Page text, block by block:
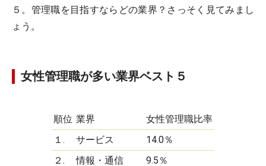
５。管理職を目指すならどの業界？さっそく見てみまし
ょう。
女性管理職が多い業界ベスト５
順位 業界
女性管理職比率
１.
サービス
14.0％
２.
情報・通信
9.5％